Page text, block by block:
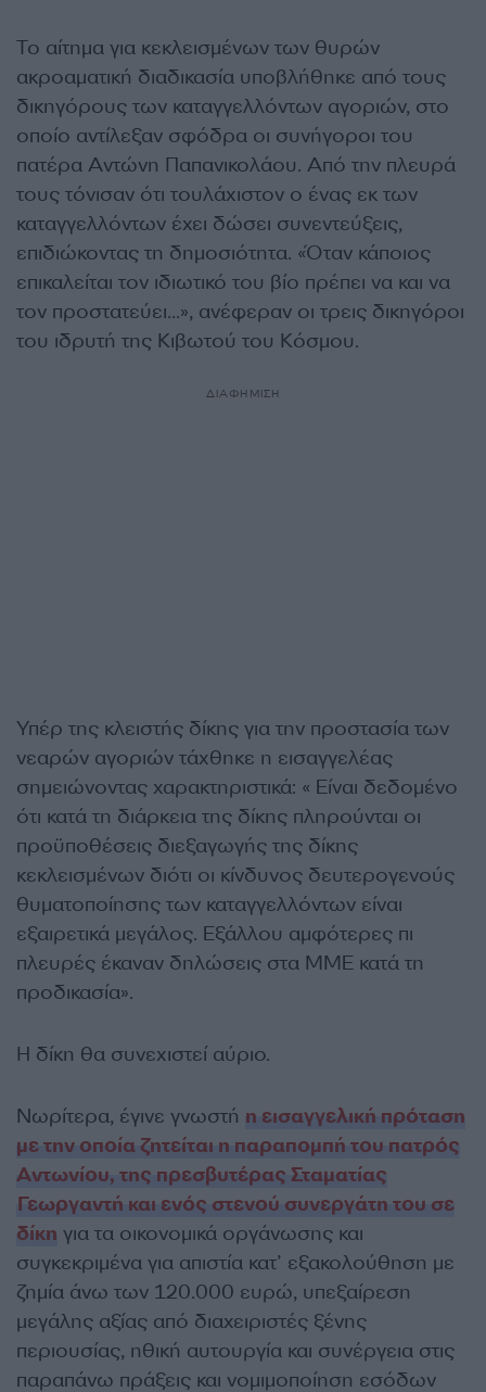
Το αίτημα για κεκλεισμένων των θυρών
ακροαματική διαδικασία υποβλήθηκε από τους
δικηγόρους των καταγγελλόντων αγοριών, στο
οποίο αντίλεξαν σφόδρα οι συνήγοροι του
πατέρα Αντώνη Παπανικολάου. Από την πλευρά
τους τόνισαν ότι τουλάχιστον ο ένας εκ των
καταγγελλόντων έχει δώσει συνεντεύξεις,
επιδιώκοντας τη δημοσιότητα. «Όταν κάποιος
επικαλείται τον ιδιωτικό του βίο πρέπει να και να
τον προστατεύει…», ανέφεραν οι τρεις δικηγόροι
του ιδρυτή της Κιβωτού του Κόσμου.
ΔΙΑΦΗΜΙΣΗ
Υπέρ της κλειστής δίκης για την προστασία των
νεαρών αγοριών τάχθηκε η εισαγγελέας
σημειώνοντας χαρακτηριστικά: « Είναι δεδομένο
ότι κατά τη διάρκεια της δίκης πληρούνται οι
προϋποθέσεις διεξαγωγής της δίκης
κεκλεισμένων διότι οι κίνδυνος δευτερογενούς
θυματοποίησης των καταγγελλόντων είναι
εξαιρετικά μεγάλος. Εξάλλου αμφότερες πι
πλευρές έκαναν δηλώσεις στα ΜΜΕ κατά τη
προδικασία».
Η δίκη θα συνεχιστεί αύριο.
Νωρίτερα, έγινε γνωστή η εισαγγελική πρόταση
με την οποία ζητείται η παραπομπή του πατρός
Αντωνίου, της πρεσβυτέρας Σταματίας
Γεωργαντή και ενός στενού συνεργάτη του σε
δίκη για τα οικονομικά οργάνωσης και
συγκεκριμένα για απιστία κατ’ εξακολούθηση με
ζημία άνω των 120.000 ευρώ, υπεξαίρεση
μεγάλης αξίας από διαχειριστές ξένης
περιουσίας, ηθική αυτουργία και συνέργεια στις
παραπάνω πράξεις και νομιμοποίηση εσόδων